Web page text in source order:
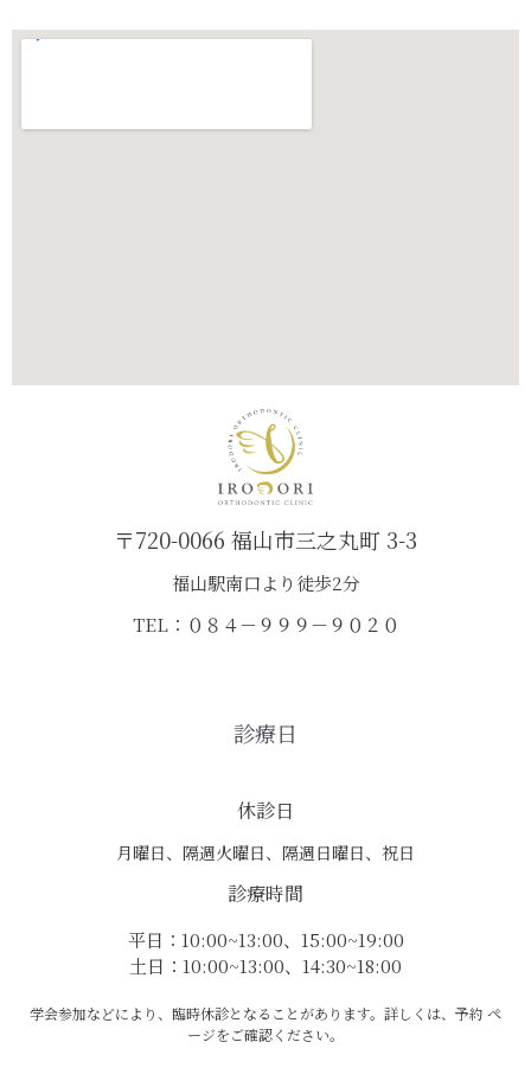
〒720-0066 福山市三之丸町 3-3
福山駅南口より徒歩2分
TEL：０８４－９９９－９０２０
診療日
休診日
月曜日、隔週火曜日、隔週日曜日、祝日
診療時間
平日：10:00~13:00、15:00~19:00
土日：10:00~13:00、14:30~18:00
学会参加などにより、臨時休診となることがあります。詳しくは、予約 ペ
ージをご確認ください。